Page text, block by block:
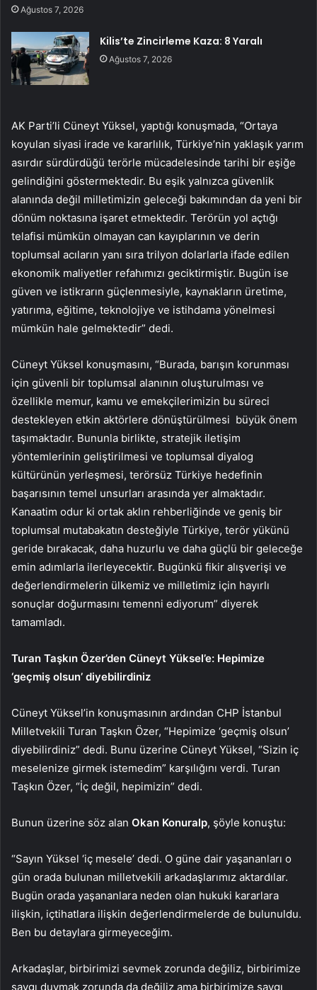
Ağustos 7, 2026
Kilis’te Zincirleme Kaza: 8 Yaralı
Ağustos 7, 2026
AK Parti’li Cüneyt Yüksel, yaptığı konuşmada, “Ortaya
koyulan siyasi irade ve kararlılık, Türkiye’nin yaklaşık yarım
asırdır sürdürdüğü terörle mücadelesinde tarihi bir eşiğe
gelindiğini göstermektedir. Bu eşik yalnızca güvenlik
alanında değil milletimizin geleceği bakımından da yeni bir
dönüm noktasına işaret etmektedir. Terörün yol açtığı
telafisi mümkün olmayan can kayıplarının ve derin
toplumsal acıların yanı sıra trilyon dolarlarla ifade edilen
ekonomik maliyetler refahımızı geciktirmiştir. Bugün ise
güven ve istikrarın güçlenmesiyle, kaynakların üretime,
yatırıma, eğitime, teknolojiye ve istihdama yönelmesi
mümkün hale gelmektedir” dedi.
Cüneyt Yüksel konuşmasını, “Burada, barışın korunması
için güvenli bir toplumsal alanının oluşturulması ve
özellikle memur, kamu ve emekçilerimizin bu süreci
destekleyen etkin aktörlere dönüştürülmesi büyük önem
taşımaktadır. Bununla birlikte, stratejik iletişim
yöntemlerinin geliştirilmesi ve toplumsal diyalog
kültürünün yerleşmesi, terörsüz Türkiye hedefinin
başarısının temel unsurları arasında yer almaktadır.
Kanaatim odur ki ortak aklın rehberliğinde ve geniş bir
toplumsal mutabakatın desteğiyle Türkiye, terör yükünü
geride bırakacak, daha huzurlu ve daha güçlü bir geleceğe
emin adımlarla ilerleyecektir. Bugünkü fikir alışverişi ve
değerlendirmelerin ülkemiz ve milletimiz için hayırlı
sonuçlar doğurmasını temenni ediyorum” diyerek
tamamladı.
Turan Taşkın Özer’den Cüneyt Yüksel’e: Hepimize
‘geçmiş olsun’ diyebilirdiniz
Cüneyt Yüksel’in konuşmasının ardından CHP İstanbul
Milletvekili Turan Taşkın Özer, “Hepimize ‘geçmiş olsun’
diyebilirdiniz” dedi. Bunu üzerine Cüneyt Yüksel, “Sizin iç
meselenize girmek istemedim” karşılığını verdi. Turan
Taşkın Özer, “İç değil, hepimizin” dedi.
Bunun üzerine söz alan Okan Konuralp, şöyle konuştu:
“Sayın Yüksel ‘iç mesele’ dedi. O güne dair yaşananları o
gün orada bulunan milletvekili arkadaşlarımız aktardılar.
Bugün orada yaşananlara neden olan hukuki kararlara
ilişkin, içtihatlara ilişkin değerlendirmelerde de bulunuldu.
Ben bu detaylara girmeyeceğim.
Arkadaşlar, birbirimizi sevmek zorunda değiliz, birbirimize
saygı duymak zorunda da değiliz ama birbirimize saygı